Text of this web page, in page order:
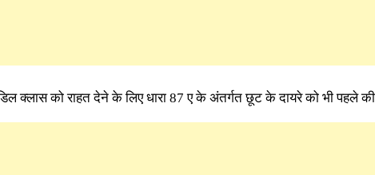
क्लास को राहत देने के लिए धारा 87 ए के अंतर्गत छूट के दायरे को भी पहले